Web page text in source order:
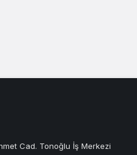
Cad. Tonoğlu İş Merkezi